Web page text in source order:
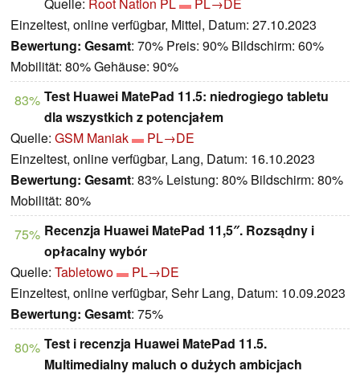
Einzeltest, online verfügbar, Mittel, Datum: 27.10.2023
Bewertung: Gesamt: 70% Preis: 90% Bildschirm: 60%
Mobilität: 80% Gehäuse: 90%
83% Test Huawei MatePad 11.5: niedrogiego tabletu
dla wszystkich z potencjałem
Quelle: GSM Maniak
PL→DE
Einzeltest, online verfügbar, Lang, Datum: 16.10.2023
Bewertung: Gesamt: 83% Leistung: 80% Bildschirm: 80%
Mobilität: 80%
75% Recenzja Huawei MatePad 11,5″. Rozsądny i
opłacalny wybór
Quelle: Tabletowo
PL→DE
Einzeltest, online verfügbar, Sehr Lang, Datum: 10.09.2023
Bewertung: Gesamt: 75%
80% Test i recenzja Huawei MatePad 11.5.
Multimedialny maluch o dużych ambicjach